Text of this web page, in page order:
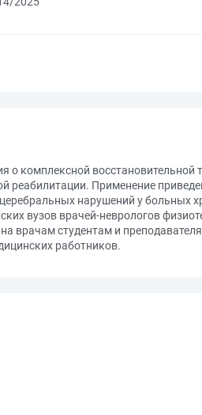
комплексной восстановительной
реабилитации. Применение
нарушений у больных
вузов врачей-неврологов
врачам студентам и
работников.